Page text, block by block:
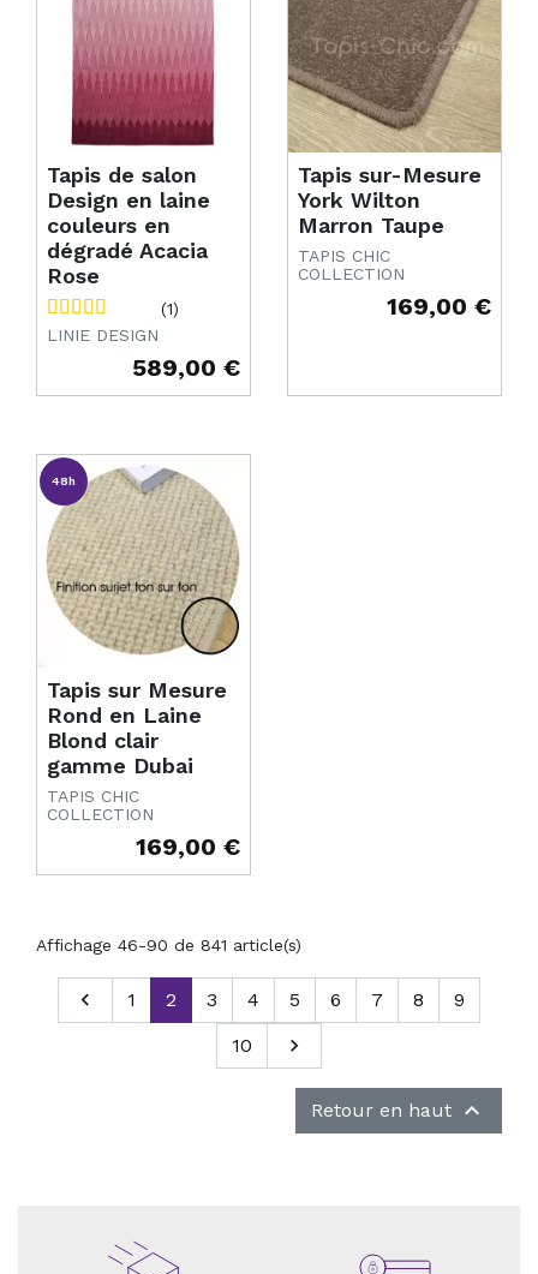
Tapis de salon
Design en laine
couleurs en
dégradé Acacia
Rose
(1)
LINIE DESIGN
589,00 €
Tapis sur-Mesure
York Wilton
Marron Taupe
TAPIS CHIC
COLLECTION
169,00 €
Tapis sur Mesure
Rond en Laine
Blond clair
gamme Dubai
TAPIS CHIC
COLLECTION
169,00 €
48h
Affichage 46-90 de 841 article(s)
Précédent
 1 2 3 4 5 6 7 8
9
10
Suivant

Retour en haut 